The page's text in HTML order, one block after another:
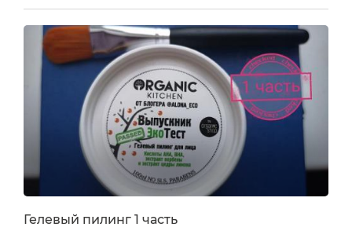
многим нравится и я действительно рад этому.
В след.месяце обещаю рассказать про пилинг,
который я получил в подарок от Натальи, и вот
действительно ооочень круто работает (хотя с
ним нужны...
Гелевый пилинг 1 часть